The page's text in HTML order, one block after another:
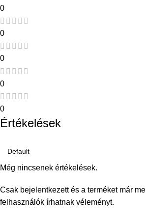
0
0
0
0
0
Értékelések
Még nincsenek értékelések.
Csak bejelentkezett és a terméket már
felhasználók írhatnak véleményt.